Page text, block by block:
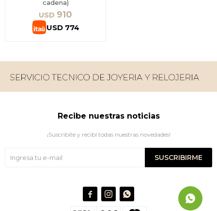
cadena)
USD 910
USD 774
Recibe nuestras noticias
¡Suscribite y recibí todas nuestras novedades!
SUSCRIBIRME
  